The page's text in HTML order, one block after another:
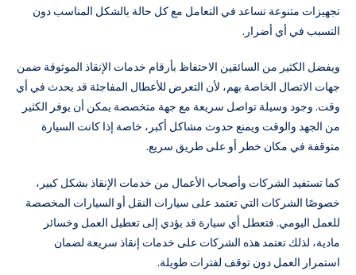
تجهيزات متنوعة تساعد في التعامل مع كل حالة بالشكل المناسب دون
التسبب في أي أضرار.
ويفضل الكثير من السائقين الاحتفاظ بأرقام خدمات الإنقاذ الموثوقة ضمن
جهات الاتصال الخاصة بهم، لأن التعرض للأعطال المفاجئة قد يحدث في أي
وقت. وجود وسيلة تواصل سريعة مع جهة متخصصة يمكن أن يوفر الكثير
من الجهد والوقت ويمنع حدوث مشاكل أكبر، خاصة إذا كانت السيارة
متوقفة في مكان خطر أو على طريق سريع.
كما تستفيد الشركات وأصحاب الأعمال من خدمات الإنقاذ بشكل كبير،
خصوصًا الشركات التي تعتمد على سيارات النقل أو السيارات المخصصة
للعمل اليومي. فتعطل أي سيارة قد يؤدي إلى تعطيل العمل وخسائر
مادية، لذلك تعتمد هذه الشركات على خدمات إنقاذ سريعة لضمان
استمرار العمل دون توقف لفترات طويلة.